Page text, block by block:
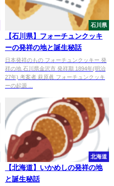
石川県
【石川県】フォーチュンクッキ
ーの発祥の地と誕生秘話
日本発祥のもの フォーチュンクッキー 発
祥の地 石川県金沢市 発祥期 1894年(明治
27年) 考案者 萩原眞 フォーチュンクッキ
ーの起源 ...
北海道
【北海道】いかめしの発祥の地
と誕生秘話